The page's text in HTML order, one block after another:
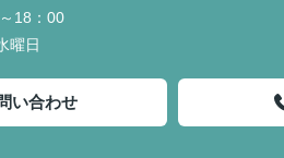
18：00
曜日
い合わせ